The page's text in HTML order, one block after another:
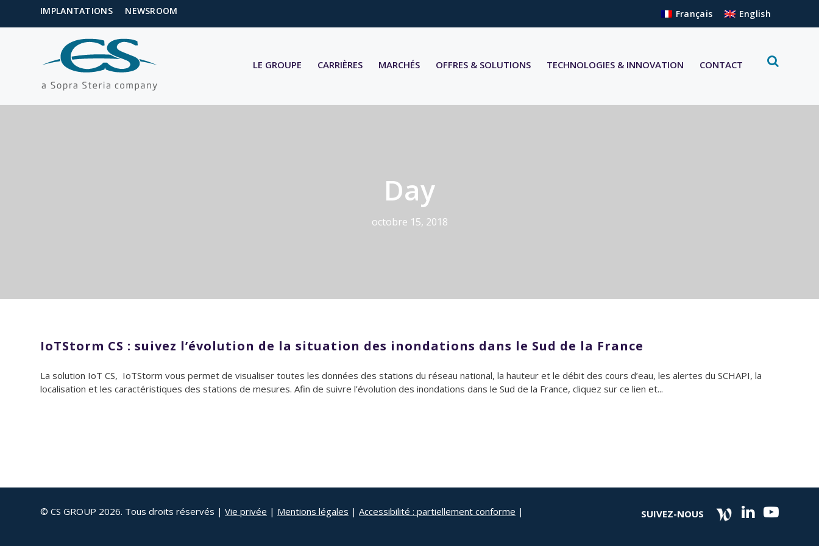
IMPLANTATIONS NEWSROOM Français English
LE GROUPE CARRIÈRES MARCHÉS OFFRES & SOLUTIONS TECHNOLOGIES & INNOVATION CONTACT
Day
octobre 15, 2018
IoTStorm CS : suivez l’évolution de la situation des inondations dans le Sud de la France
La solution IoT CS, IoTStorm vous permet de visualiser toutes les données des stations du réseau national, la hauteur et le débit des cours d’eau, les alertes du SCHAPI, la
localisation et les caractéristiques des stations de mesures. Afin de suivre l’évolution des inondations dans le Sud de la France, cliquez sur ce lien et...
© CS GROUP 2026. Tous droits réservés | Vie privée | Mentions légales | Accessibilité : partiellement conforme | SUIVEZ-NOUS